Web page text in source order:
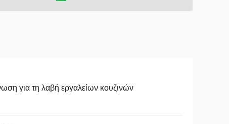
για τη λαβή εργαλείων κουζινών